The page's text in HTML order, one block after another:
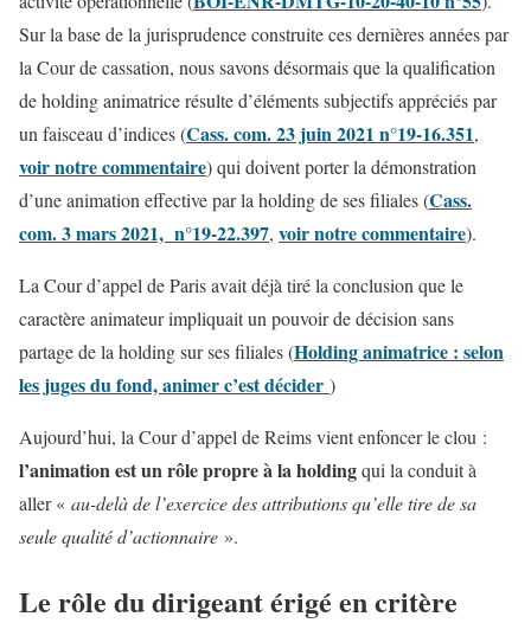
Sur la base de la jurisprudence construite ces dernières années par
la Cour de cassation, nous savons désormais que la qualification
de holding animatrice résulte d’éléments subjectifs appréciés par
un faisceau d’indices (Cass. com. 23 juin 2021 n°19-16.351,
voir notre commentaire) qui doivent porter la démonstration
d’une animation effective par la holding de ses filiales (Cass.
com. 3 mars 2021, n°19-22.397, voir notre commentaire).
La Cour d’appel de Paris avait déjà tiré la conclusion que le
caractère animateur impliquait un pouvoir de décision sans
partage de la holding sur ses filiales (Holding animatrice : selon
les juges du fond, animer c’est décider )
Aujourd’hui, la Cour d’appel de Reims vient enfoncer le clou :
l’animation est un rôle propre à la holdingqui la conduit à
aller « au-delà de l’exercice des attributions qu’elle tire de sa
seule qualité d’actionnaire ».
Le rôle du dirigeant érigé en critère